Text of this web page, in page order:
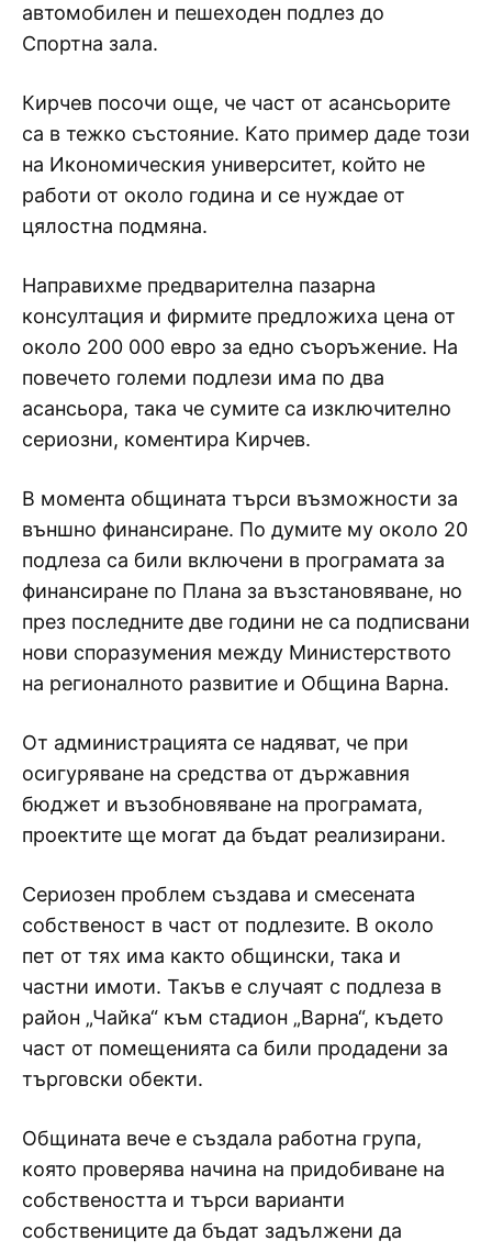
автомобилен и пешеходен подлез до
Спортна зала.
Кирчев посочи още, че част от асансьорите
са в тежко състояние. Като пример даде този
на Икономическия университет, който не
работи от около година и се нуждае от
цялостна подмяна.
Направихме предварителна пазарна
консултация и фирмите предложиха цена от
около 200 000 евро за едно съоръжение. На
повечето големи подлези има по два
асансьора, така че сумите са изключително
сериозни, коментира Кирчев.
В момента общината търси възможности за
външно финансиране. По думите му около 20
подлеза са били включени в програмата за
финансиране по Плана за възстановяване, но
през последните две години не са подписвани
нови споразумения между Министерството
на регионалното развитие и Община Варна.
От администрацията се надяват, че при
осигуряване на средства от държавния
бюджет и възобновяване на програмата,
проектите ще могат да бъдат реализирани.
Сериозен проблем създава и смесената
собственост в част от подлезите. В около
пет от тях има както общински, така и
частни имоти. Такъв е случаят с подлеза в
район „Чайка“ към стадион „Варна“, където
част от помещенията са били продадени за
търговски обекти.
Общината вече е създала работна група,
която проверява начина на придобиване на
собствеността и търси варианти
собствениците да бъдат задължени да